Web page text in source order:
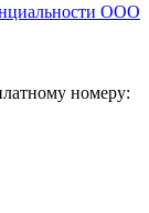
ООО
номеру: